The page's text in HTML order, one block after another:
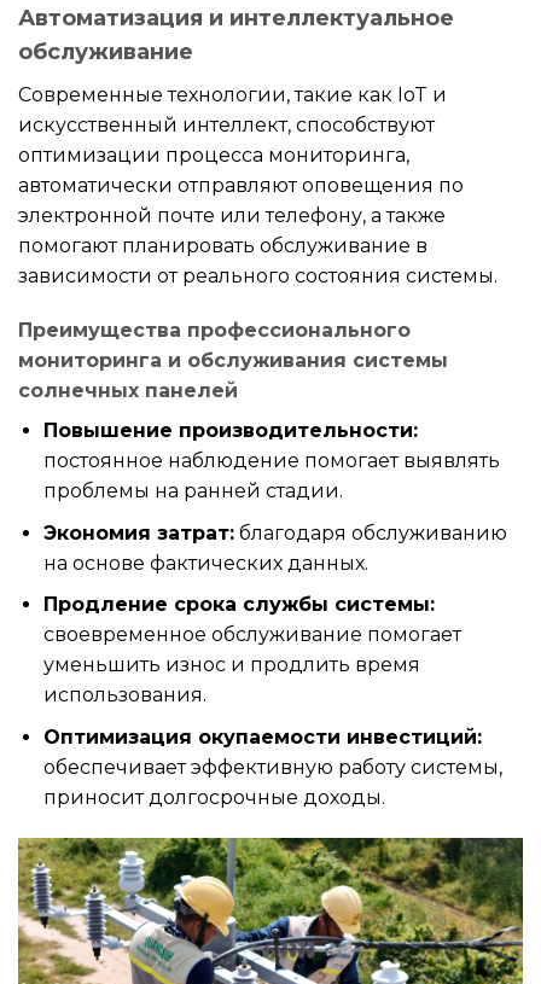
Автоматизация и интеллектуальное
обслуживание
Современные технологии, такие как IoT и
искусственный интеллект, способствуют
оптимизации процесса мониторинга,
автоматически отправляют оповещения по
электронной почте или телефону, а также
помогают планировать обслуживание в
зависимости от реального состояния системы.
Преимущества профессионального
мониторинга и обслуживания системы
солнечных панелей
Повышение производительности:
постоянное наблюдение помогает выявлять
проблемы на ранней стадии.
Экономия затрат:благодаря обслуживанию
на основе фактических данных.
Продление срока службы системы:
своевременное обслуживание помогает
уменьшить износ и продлить время
использования.
Оптимизация окупаемости инвестиций:
обеспечивает эффективную работу системы,
приносит долгосрочные доходы.